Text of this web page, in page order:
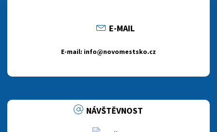
E-MAIL
E-mail: info@novomestsko.cz
NÁVŠTĚVNOST